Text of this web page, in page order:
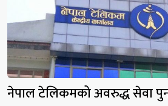
नेपाल टेलिकमको अवरुद्ध सेवा